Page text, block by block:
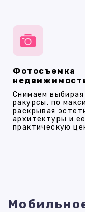
Фотосъемка
Снимаем
ракурсы, по
раскрывая
архитектуры и ее
практическую